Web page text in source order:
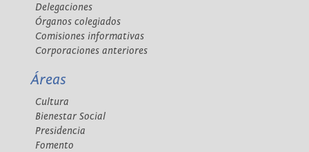
Delegaciones
Órganos colegiados
Comisiones informativas
Corporaciones anteriores
Áreas
Cultura
Bienestar Social
Presidencia
Fomento